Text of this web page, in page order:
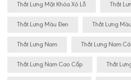
Thắt Lưng Mặt Khóa Xỏ Lỗ Thắt
Thắt Lưng Màu Đen Thắt Lưng
Thắt Lưng Nam Thắt Lưng Nam
Thắt Lưng Nam Cao Cấp Thắt